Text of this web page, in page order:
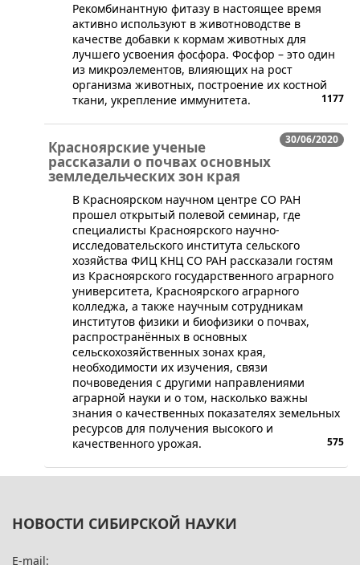
​Рекомбинантную фитазу в настоящее время
активно используют в животноводстве в
качестве добавки к кормам животных для
лучшего усвоения фосфора. Фосфор – это один
из микроэлементов, влияющих на рост
организма животных, построение их костной
ткани, укрепление иммунитета.
1177
30/06/2020
Красноярские ученые
рассказали о почвах основных
земледельческих зон края
В Красноярском научном центре СО РАН
прошел открытый полевой семинар, где
специалисты Красноярского научно-
исследовательского института сельского
хозяйства ФИЦ КНЦ СО РАН рассказали гостям
из Красноярского государственного аграрного
университета, Красноярского аграрного
колледжа, а также научным сотрудникам
институтов физики и биофизики о почвах,
распространённых в основных
сельскохозяйственных зонах края,
необходимости их изучения, связи
почвоведения с другими направлениями
аграрной науки и о том, насколько важны
знания о качественных показателях земельных
ресурсов для получения высокого и
качественного урожая.
575
НОВОСТИ СИБИРСКОЙ НАУКИ
E-mail: